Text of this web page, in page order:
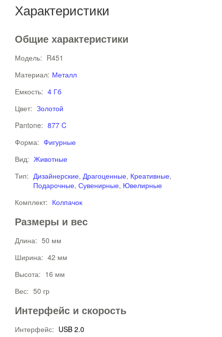
Характеристики
Общие характеристики
Модель: R451
Материал: Металл
Емкость: 4 Гб
Цвет: Золотой
Pantone: 877 C
Форма: Фигурные
Вид: Животные
Тип: Дизайнерские, Драгоценные, Креативные,
Подарочные, Сувенирные, Ювелирные
Комплект: Колпачок
Размеры и вес
Длина: 50 мм
Ширина: 42 мм
Высота: 16 мм
Вес: 50 гр
Интерфейс и скорость
Интерфейс: USB 2.0